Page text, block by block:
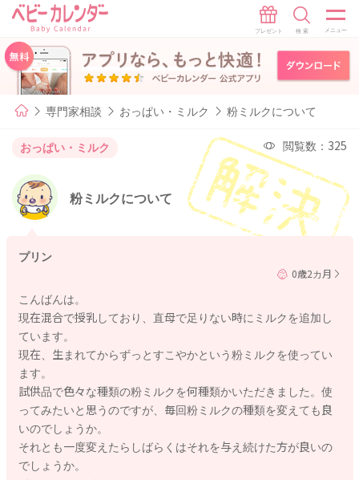
専門家相談 おっぱい・ミルク 粉ミルクについて
おっぱい・ミルク 閲覧数：325
粉ミルクについて
プリン
0歳2カ月
こんばんは。
現在混合で授乳しており、直母で足りない時にミルクを追加し
ています。
現在、生まれてからずっとすこやかという粉ミルクを使ってい
ます。
試供品で色々な種類の粉ミルクを何種類かいただきました。使
ってみたいと思うのですが、毎回粉ミルクの種類を変えても良
いのでしょうか。
それとも一度変えたらしばらくはそれを与え続けた方が良いの
でしょうか。